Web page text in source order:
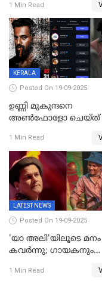
1 Min Read
KERALA
Posted On 19-09-2025
ഉണ്ണി മുകുന്ദനെ
അൺഫോളോ ചെയ്ത്
മാർക്കോയിൽ യാഷ്,
പൃഥ്വിരാജ്,
സൈബർലോകവും
1 Min Read
LATEST NEWS
Posted On 19-09-2025
'യാ അലി'യിലൂടെ മനം
കവർന്നു; ഗായകനും
അന്തരിച്ചു
1 Min Read